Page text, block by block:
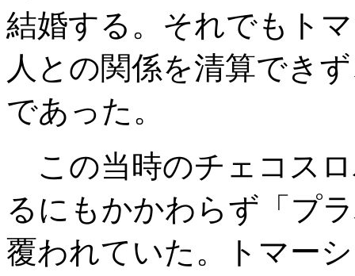
結婚する。それでもト
人との関係を清算でき
であった。
この当時のチェコス
るにもかかわらず「プ
覆われていた。トマー